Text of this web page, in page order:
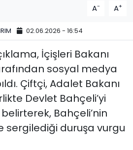
A- A+
02.06.2026 - 16:54
İçişleri Bakanı
sosyal medya
Çiftçi, Adalet Bakanı
Devlet Bahçeli’yi
Bahçeli’nin
sergilediği duruşa vurgu